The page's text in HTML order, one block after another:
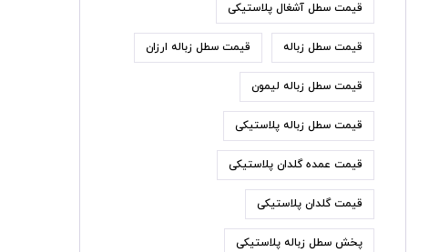
قیمت سطل آشغال پلاستیکی
قیمت سطل زباله قیمت سطل زباله ارزان
قیمت سطل زباله لیمون
قیمت سطل زباله پلاستیکی
قیمت عمده گلدان پلاستیکی
قیمت گلدان پلاستیکی
پخش سطل زباله پلاستیکی